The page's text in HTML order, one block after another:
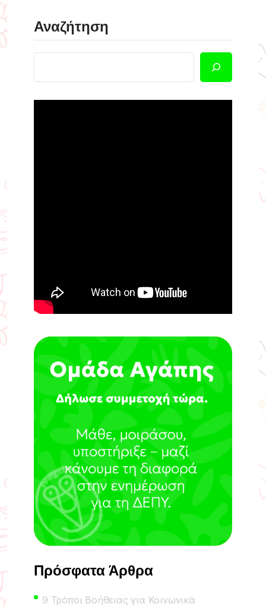
Αναζήτηση
Πρόσφατα Άρθρα
9 Τρόποι Βοήθειας για Κοινωνικά